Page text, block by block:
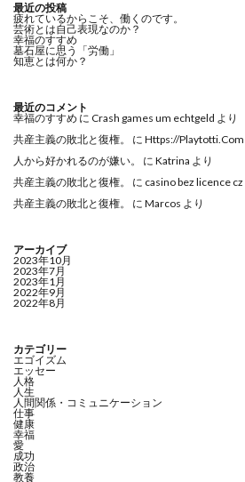
最近の投稿
疲れているからこそ、働くのです。
芸術とは自己表現なのか？
幸福のすすめ
墓石屋に思う「労働」
知恵とは何か？
最近のコメント
幸福のすすめ に Crash games um echtgeld より
共産主義の敗北と復権。
に Https://Playtotti.Com
人から好かれるのが嫌い。
に Katrina より
共産主義の敗北と復権。
に casino bez licence cz
共産主義の敗北と復権。
に Marcos より
アーカイブ
2023年10月
2023年7月
2023年1月
2022年9月
2022年8月
カテゴリー
エゴイズム
エッセー
人格
人生
人間関係・コミュニケーション
仕事
健康
幸福
愛
成功
政治
教養